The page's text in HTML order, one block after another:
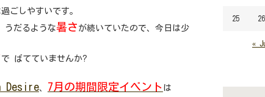
過ごしやすいです。
うだるような暑さ が続いていたので、今日は少
で ばてていませんか?
Desire、 7月の期間限定イベント は
«
25 26